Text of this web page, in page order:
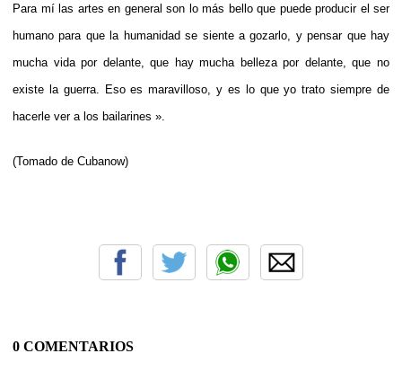
Para mí las artes en general son lo más bello que puede producir el ser
humano para que la humanidad se siente a gozarlo, y pensar que hay
mucha vida por delante, que hay mucha belleza por delante, que no
existe la guerra. Eso es maravilloso, y es lo que yo trato siempre de
hacerle ver a los bailarines ».
(Tomado de Cubanow)
0 COMENTARIOS